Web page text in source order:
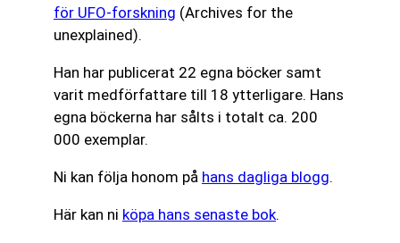
för UFO-forskning (Archives for the
unexplained).
Han har publicerat 22 egna böcker samt
varit medförfattare till 18 ytterligare. Hans
egna böckerna har sålts i totalt ca. 200
000 exemplar.
Ni kan följa honom på hans dagliga blogg.
Här kan ni köpa hans senaste bok.